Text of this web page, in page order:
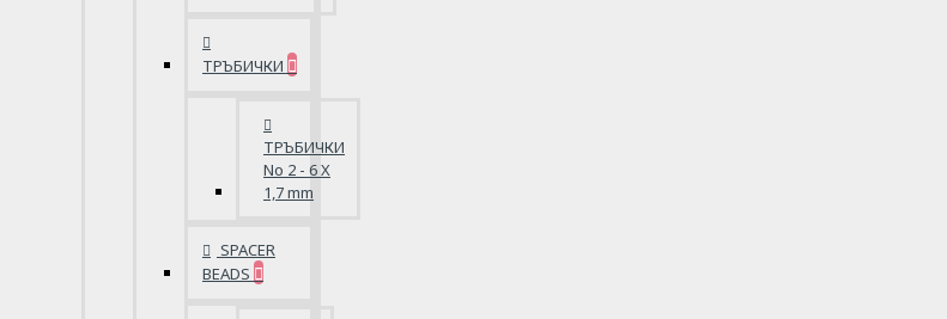
ТРЪБИЧКИ
ТРЪБИЧКИ
No 2 - 6 X
1,7 mm
SPACER
BEADS